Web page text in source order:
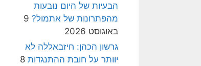
הבעיות של היום נובעות
מהפתרונות של אתמול? 9
באוגוסט 2026
גרשון הכהן: חיזבאללה לא
יוותר על חובת ההתנגדות 8